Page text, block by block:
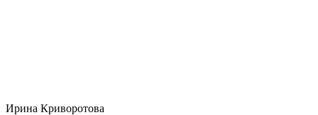
Ирина Криворотова